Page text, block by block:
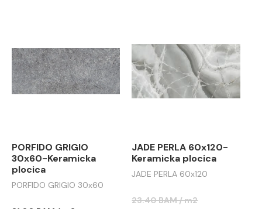
PORFIDO GRIGIO
30x60-Keramicka
plocica
PORFIDO GRIGIO 30x60
JADE PERLA 60x120-
Keramicka plocica
JADE PERLA 60x120
23.40 BAM / m2